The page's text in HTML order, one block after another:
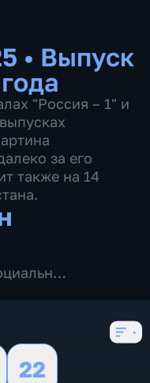
• Выпуск
"Россия – 1" и
за его
также на 14
22